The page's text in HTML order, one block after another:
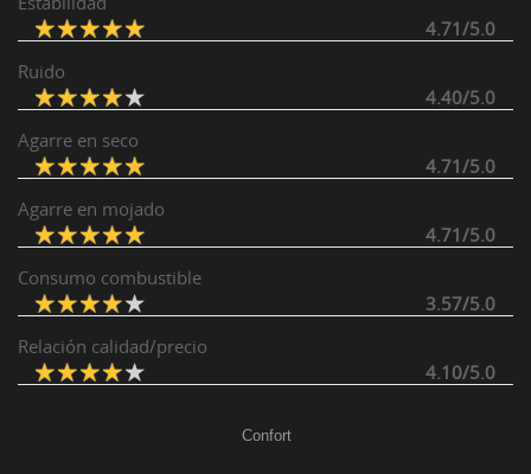
4.71/5.0
Ruido
4.40/5.0
Agarre en seco
4.71/5.0
Agarre en mojado
4.71/5.0
Consumo combustible
3.57/5.0
Relación calidad/precio
4.10/5.0
Confort